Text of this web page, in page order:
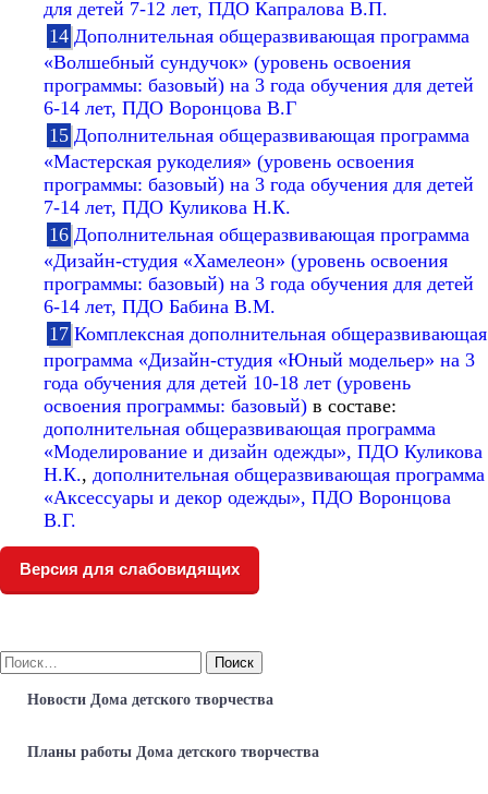
для детей 7-12 лет, ПДО Капралова В.П.
Дополнительная общеразвивающая программа
«Волшебный сундучок» (уровень освоения
программы: базовый) на 3 года обучения для детей
6-14 лет, ПДО Воронцова В.Г
Дополнительная общеразвивающая программа
«Мастерская рукоделия» (уровень освоения
программы: базовый) на 3 года обучения для детей
7-14 лет, ПДО Куликова Н.К.
Дополнительная общеразвивающая программа
«Дизайн-студия «Хамелеон» (уровень освоения
программы: базовый) на 3 года обучения для детей
6-14 лет, ПДО Бабина В.М.
Комплексная дополнительная общеразвивающая
программа «Дизайн-студия «Юный модельер» на 3
года обучения для детей 10-18 лет (уровень
освоения программы: базовый) в составе:
дополнительная общеразвивающая программа
«Моделирование и дизайн одежды», ПДО Куликова
Н.К., дополнительная общеразвивающая программа
«Аксессуары и декор одежды», ПДО Воронцова
В.Г.
Версия для слабовидящих
Найти:
Новости Дома детского творчества
Планы работы Дома детского творчества